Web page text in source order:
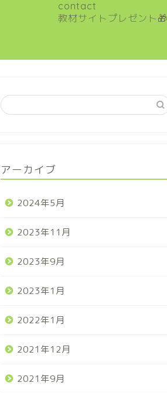
contact
教材サイトプレゼント🎁
アーカイブ
2024年5月
2023年11月
2023年9月
2023年1月
2022年1月
2021年12月
2021年9月